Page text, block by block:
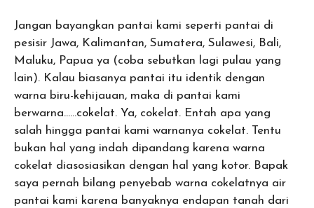
Jangan bayangkan pantai kami seperti pantai di
pesisir Jawa, Kalimantan, Sumatera, Sulawesi, Bali,
Maluku, Papua ya (coba sebutkan lagi pulau yang
lain). Kalau biasanya pantai itu identik dengan
warna biru-kehijauan, maka di pantai kami
berwarna……cokelat. Ya, cokelat. Entah apa yang
salah hingga pantai kami warnanya cokelat. Tentu
bukan hal yang indah dipandang karena warna
cokelat diasosiasikan dengan hal yang kotor. Bapak
saya pernah bilang penyebab warna cokelatnya air
pantai kami karena banyaknya endapan tanah dari